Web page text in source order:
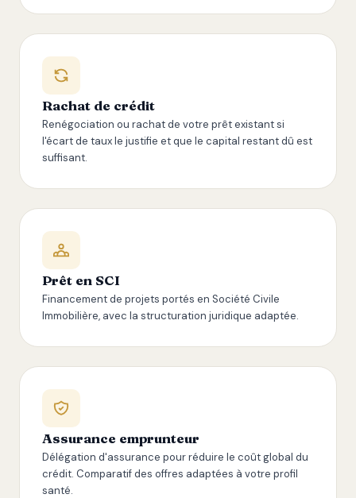
Rachat de crédit
Renégociation ou rachat de votre prêt existant si
l'écart de taux le justifie et que le capital restant dû est
suffisant.
Prêt en SCI
Financement de projets portés en Société Civile
Immobilière, avec la structuration juridique adaptée.
Assurance emprunteur
Délégation d'assurance pour réduire le coût global du
crédit. Comparatif des offres adaptées à votre profil
santé.